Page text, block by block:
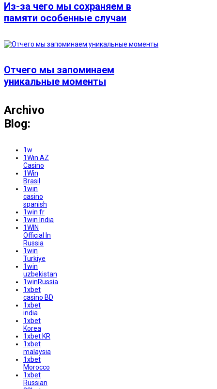
Из-за чего мы сохраняем в
памяти особенные случаи
Отчего мы запоминаем
уникальные моменты
Archivo
Blog:
1w
1Win AZ
Casino
1Win
Brasil
1win
casino
spanish
1win fr
1win India
1WIN
Official In
Russia
1win
Turkiye
1win
uzbekistan
1winRussia
1xbet
casino BD
1xbet
india
1xbet
Korea
1xbet KR
1xbet
malaysia
1xbet
Morocco
1xbet
Russian